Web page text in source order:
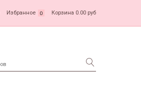
Избранное 0 Корзина 0.00 руб